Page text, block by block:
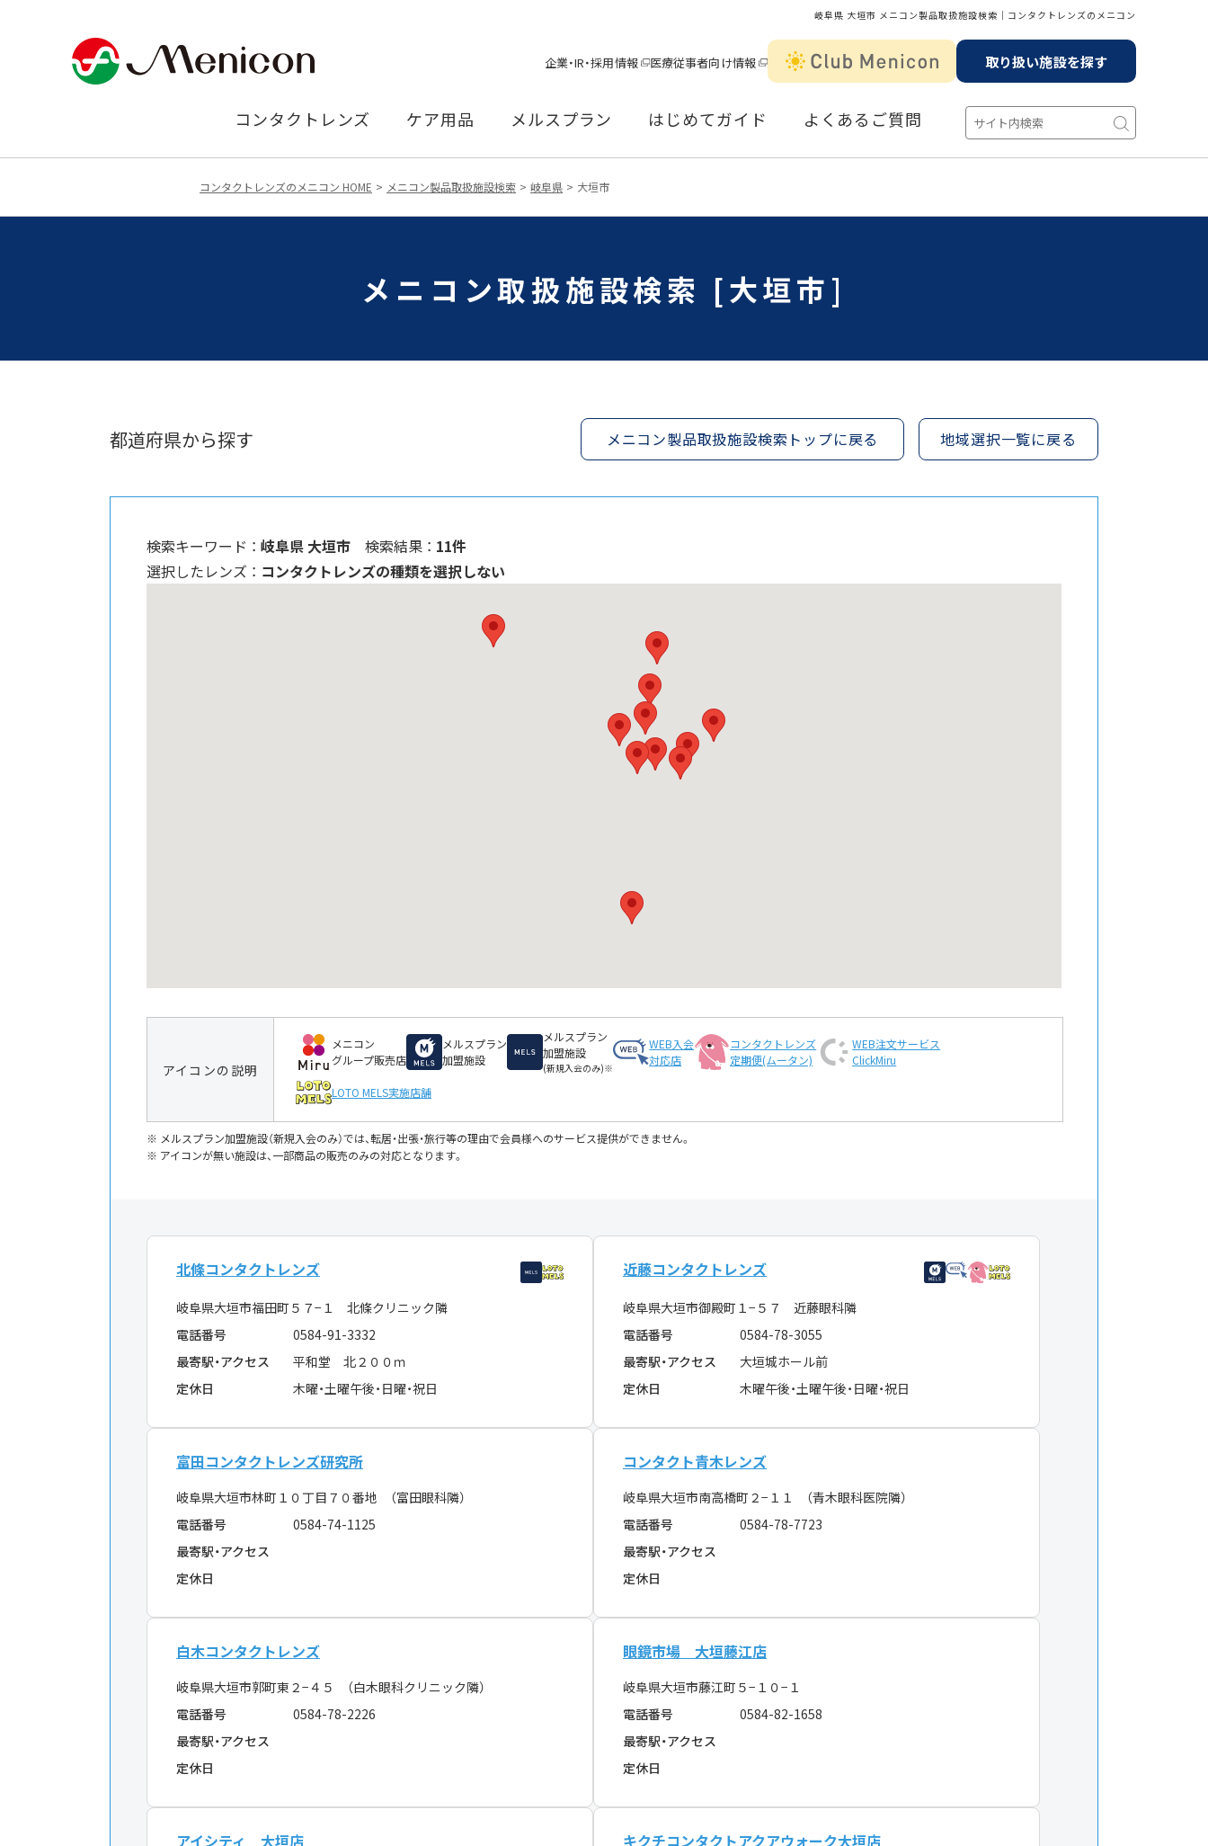
岐阜県 大垣市 メニコン製品取扱施設検索│コンタクトレンズのメニコン
企業・IR・採用情報 医療従事者向け情報 取り扱い施設を探す
コンタクトレンズ ケア用品 メルスプラン はじめてガイド よくあるご質問
コンタクトレンズのメニコン HOME メニコン製品取扱施設検索 岐阜県 大垣市
メニコン取扱施設検索 [大垣市]
都道府県から探す メニコン製品取扱施設検索トップに戻る 地域選択一覧に戻る
検索キーワード ： 岐阜県 大垣市 検索結果 ： 11件
選択したレンズ ： コンタクトレンズの種類を選択しない
アイコンの説明
メニコン
グループ販売店
メルスプラン
加盟施設
メルスプラン
加盟施設
(新規入会のみ)※
WEB入会
対応店
コンタクトレンズ
定期便(ムータン)
WEB注文サービス
ClickMiru
LOTO MELS実施店舗
メルスプラン加盟施設（新規入会のみ）では、転居・出張・旅行等の理由で会員様へのサービス提供ができません。
アイコンが無い施設は、一部商品の販売のみの対応となります。
北條コンタクトレンズ
岐阜県大垣市福田町５７−１ 北條クリニック隣
電話番号
0584-91-3332
最寄駅・アクセス
平和堂 北２００ｍ
定休日
木曜・土曜午後・日曜・祝日
近藤コンタクトレンズ
岐阜県大垣市御殿町１−５７ 近藤眼科隣
電話番号
0584-78-3055
最寄駅・アクセス
大垣城ホール前
定休日
木曜午後・土曜午後・日曜・祝日
富田コンタクトレンズ研究所
岐阜県大垣市林町１０丁目７０番地 （富田眼科隣）
電話番号
0584-74-1125
最寄駅・アクセス
定休日
コンタクト青木レンズ
岐阜県大垣市南高橋町２−１１ （青木眼科医院隣）
電話番号
0584-78-7723
最寄駅・アクセス
定休日
白木コンタクトレンズ
岐阜県大垣市郭町東２−４５ （白木眼科クリニック隣）
電話番号
0584-78-2226
最寄駅・アクセス
定休日
眼鏡市場 大垣藤江店
岐阜県大垣市藤江町５−１０−１
電話番号
0584-82-1658
最寄駅・アクセス
定休日
アイシティ 大垣店 キクチコンタクトアクアウォーク大垣店